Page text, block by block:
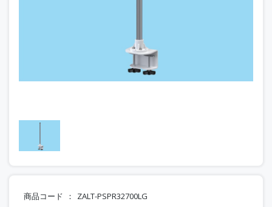
商品コード ZALT-PSPR32700LG